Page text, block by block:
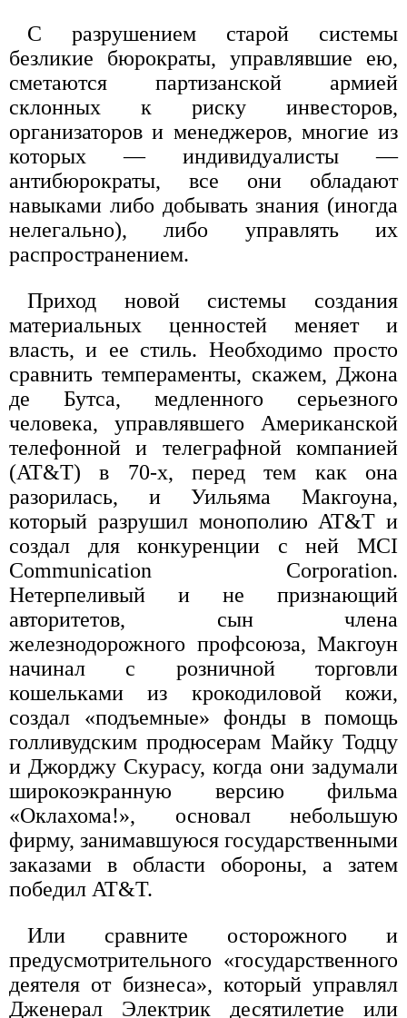
С разрушением старой системы
безликие бюрократы, управлявшие ею,
сметаются партизанской армией
склонных к риску инвесторов,
организаторов и менеджеров, многие из
которых — индивидуалисты —
антибюрократы, все они обладают
навыками либо добывать знания (иногда
нелегально), либо управлять их
распространением.
Приход новой системы создания
материальных ценностей меняет и
власть, и ее стиль. Необходимо просто
сравнить темпераменты, скажем, Джона
де Бутса, медленного серьезного
человека, управлявшего Американской
телефонной и телеграфной компанией
(AT&T) в 70-х, перед тем как она
разорилась, и Уильяма Макгоуна,
который разрушил монополию AT&T и
создал для конкуренции с ней MCI
Communication Corporation.
Нетерпеливый и не признающий
авторитетов, сын члена
железнодорожного профсоюза, Макгоун
начинал с розничной торговли
кошельками из крокодиловой кожи,
создал «подъемные» фонды в помощь
голливудским продюсерам Майку Тодцу
и Джорджу Скурасу, когда они задумали
широкоэкранную версию фильма
«Оклахома!», основал небольшую
фирму, занимавшуюся государственными
заказами в области обороны, а затем
победил AT&T.
Или сравните осторожного и
предусмотрительного «государственного
деятеля от бизнеса», который управлял
Дженерал Электрик десятилетие или